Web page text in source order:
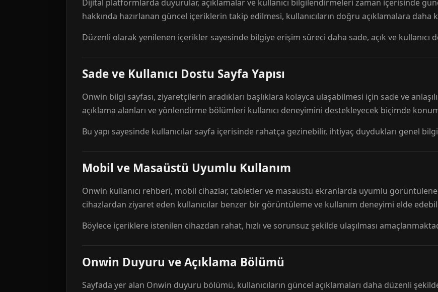
Dijital platformlarda duyurular, açıklamalar ve kullanıcı bilgilendirmeleri zaman içerisinde
hakkında hazırlanan güncel içeriklerin takip edilmesi, kullanıcıların doğru açıklamalara daha
Düzenli olarak yenilenen içerikler sayesinde bilgiye erişim süreci daha sade, açık ve kullanıcı
Sade ve Kullanıcı Dostu Sayfa Yapısı
Onwin bilgi sayfası, ziyaretçilerin aradıkları başlıklara kolayca ulaşabilmesi için sade ve
açıklama alanları ve yönlendirme bölümleri kullanıcı deneyimini destekleyecek biçimde
Bu yapı sayesinde kullanıcılar sayfa içerisinde rahatça gezinebilir, ihtiyaç duydukları genel
Mobil ve Masaüstü Uyumlu Kullanım
Onwin kullanıcı rehberi, mobil cihazlar, tabletler ve masaüstü ekranlarda uyumlu
cihazlardan ziyaret eden kullanıcılar benzer bir görüntüleme ve kullanım deneyimi elde
Böylece içeriklere istenilen cihazdan rahat, hızlı ve sorunsuz şekilde ulaşılması
Onwin Duyuru ve Açıklama Bölümü
Sayfada yer alan Onwin duyuru bölümü, kullanıcıların güncel açıklamaları daha düzenli